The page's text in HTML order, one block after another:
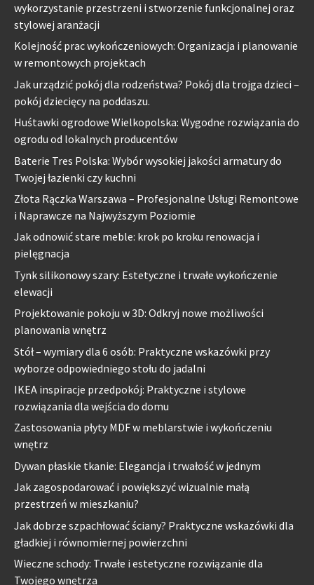
wykorzystanie przestrzeni i stworzenie funkcjonalnej oraz
stylowej aranżacji
Kolejność prac wykończeniowych: Organizacja i planowanie
w remontowych projektach
Jak urządzić pokój dla rodzeństwa? Pokój dla trojga dzieci –
pokój dziecięcy na poddaszu.
Huśtawki ogrodowe Wielkopolska: Wygodne rozwiązania do
ogrodu od lokalnych producentów
Baterie Tres Polska: Wybór wysokiej jakości armatury do
Twojej łazienki czy kuchni
Złota Rączka Warszawa – Profesjonalne Usługi Remontowe
i Naprawcze na Najwyższym Poziomie
Jak odnowić stare meble: krok po kroku renowacja i
pielęgnacja
Tynk silikonowy szary: Estetyczne i trwałe wykończenie
elewacji
Projektowanie pokoju w 3D: Odkryj nowe możliwości
planowania wnętrz
Stół – wymiary dla 6 osób: Praktyczne wskazówki przy
wyborze odpowiedniego stołu do jadalni
IKEA inspiracje przedpokój: Praktyczne i stylowe
rozwiązania dla wejścia do domu
Zastosowania płyty MDF w meblarstwie i wykończeniu
wnętrz
Dywan płaskie tkanie: Elegancja i trwałość w jednym
Jak zagospodarować i powiększyć wizualnie małą
przestrzeń w mieszkaniu?
Jak dobrze szpachłować ściany? Praktyczne wskazówki dla
gładkiej i równomiernej powierzchni
Wieczne schody: Trwałe i estetyczne rozwiązanie dla
Twojego wnętrza